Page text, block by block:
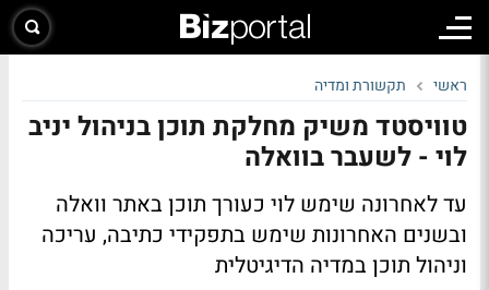
ראשי תקשורת ומדיה
טוויסטד משיק מחלקת תוכן בניהול יניב
לוי - לשעבר בוואלה
עד לאחרונה שימש לוי כעורך תוכן באתר וואלה
ובשנים האחרונות שימש בתפקידי כתיבה, עריכה
וניהול תוכן במדיה הדיגיטלית